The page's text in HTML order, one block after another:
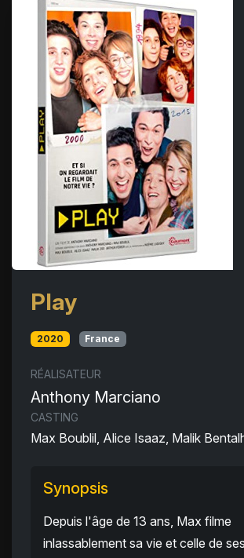
Play
2020 France
RÉALISATEUR
Anthony Marciano
CASTING
Max Boublil, Alice Isaaz, Malik
Synopsis
Depuis l'âge de 13 ans, Max filme
inlassablement sa vie et celle de